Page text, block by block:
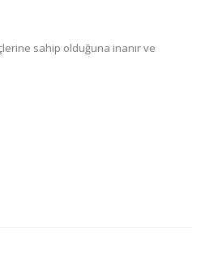
sahip olduğuna inanır ve